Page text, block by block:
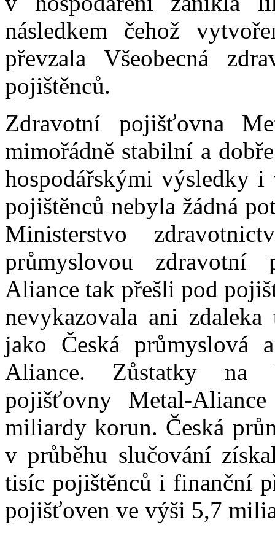
následkem čehož
převzala Všeobecná
pojištěnců.
Zdravotní pojišťovna
mimořádně stabilní a
hospodářskými výsledky
pojištěnců nebyla žádná
Ministerstvo
průmyslovou zdravotní
Aliance tak přešli pod
nevykazovala ani
jako Česká průmyslová
Aliance. Zůstatky na
pojišťovny Metal-
miliardy korun. Česká
v průběhu slučování
tisíc pojištěnců i finanční
pojišťoven ve výši 5,7